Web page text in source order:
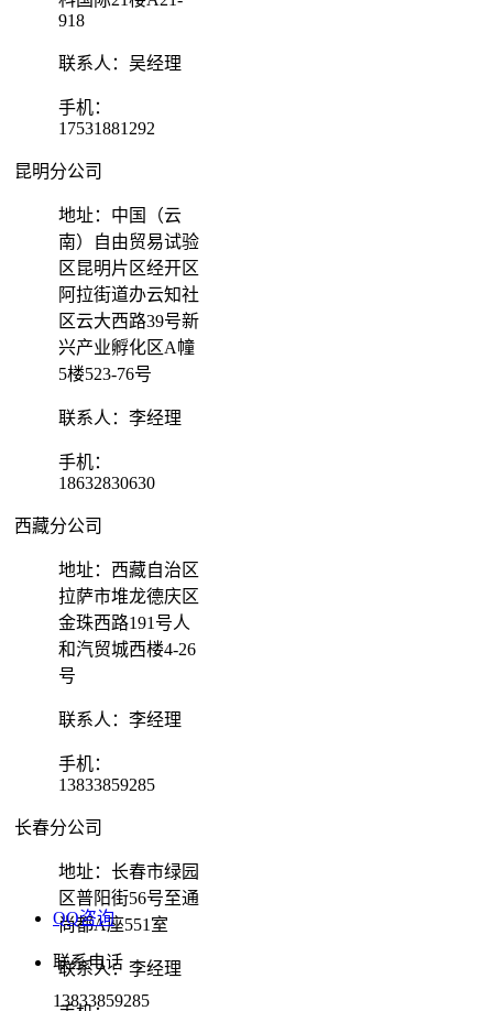
918
联系人：吴经理
手机：
17531881292
昆明分公司
地址：中国（云
南）自由贸易试验
区昆明片区经开区
阿拉街道办云知社
区云大西路39号新
兴产业孵化区A幢
5楼523-76号
联系人：李经理
手机：
18632830630
西藏分公司
地址：西藏自治区
拉萨市堆龙德庆区
金珠西路191号人
和汽贸城西楼4-26
号
联系人：李经理
手机：
13833859285
长春分公司
地址：长春市绿园
区普阳街56号至通
尚都A座551室
联系人：李经理
QQ咨询
联系电话
13833859285